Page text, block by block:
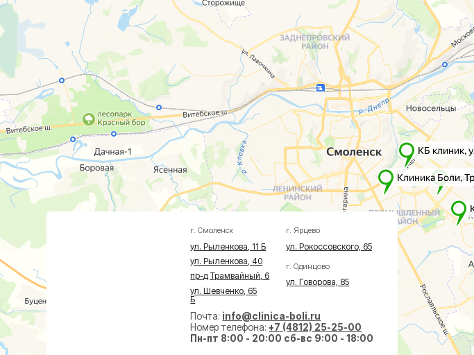
Почта:info@clinica-boli.ru
+7 (4812) 25-25-00
Пн-пт 8:00 - 20:00 сб-вс 9:00 - 18:00
г. Смоленск
ул. Рыленкова, 11 Б
ул. Рыленкова, 40
пр-д Трамвайный, 6
ул. Шевченко, 65
Б
ул. Рокоссовского, 65
г. Одинцово
ул. Говорова, 85